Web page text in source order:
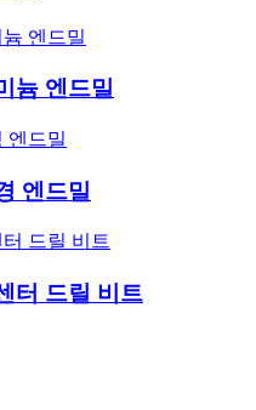
늄 엔드밀
엔드밀
터 드릴 비트